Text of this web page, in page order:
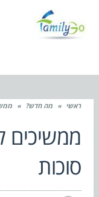
ראשי » מה חדש? »
ממשיכים
סוכות